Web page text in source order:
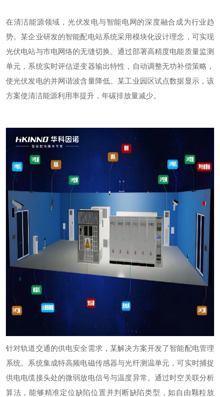
在清洁能源领域，光伏发电与智能电网的深度融合成为行业趋
势。某企业研发的智能配电站系统采用模块化设计理念，可实现
光伏电站与市电网络的无缝切换。通过部署高精度电能质量监测
单元，系统实时评估逆变器输出特性，自动调整无功补偿策略，
使光伏发电的并网谐波含量降低。某工业园区试点数据显示，该
方案使清洁能源利用率提升，年碳排放量减少。
针对轨道交通的供电安全需求，某解决方案开发了智能配电管理
系统。系统集成特高频电磁传感器与光纤测温单元，可实时捕捉
供电电缆接头处的微弱放电信号与温度异常。通过时空关联分析
算法，能够精准定位缺陷位置并判断缺陷类型，如自由颗粒放